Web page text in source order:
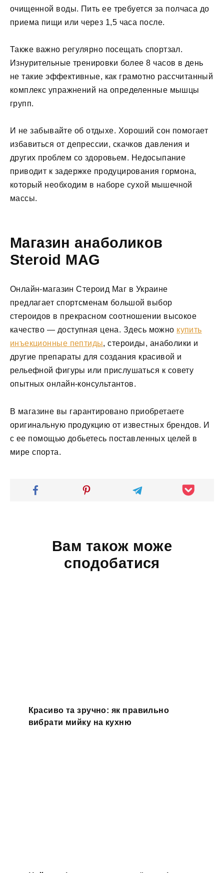
очищенной воды. Пить ее требуется за полчаса до
приема пищи или через 1,5 часа после.
Также важно регулярно посещать спортзал.
Изнурительные тренировки более 8 часов в день
не такие эффективные, как грамотно рассчитанный
комплекс упражнений на определенные мышцы
групп.
И не забывайте об отдыхе. Хороший сон помогает
избавиться от депрессии, скачков давления и
других проблем со здоровьем. Недосыпание
приводит к задержке продуцирования гормона,
который необходим в наборе сухой мышечной
массы.
Магазин анаболиков
Steroid MAG
Онлайн-магазин Стероид Маг в Украине
предлагает спортсменам большой выбор
стероидов в прекрасном соотношении высокое
качество — доступная цена. Здесь можно купить
инъекционные пептиды, стероиды, анаболики и
другие препараты для создания красивой и
рельефной фигуры или прислушаться к совету
опытных онлайн-консультантов.
В магазине вы гарантировано приобретаете
оригинальную продукцию от известных брендов. И
с ее помощью добьетесь поставленных целей в
мире спорта.
Вам також може
сподобатися
Красиво та зручно: як правильно
вибрати мийку на кухню